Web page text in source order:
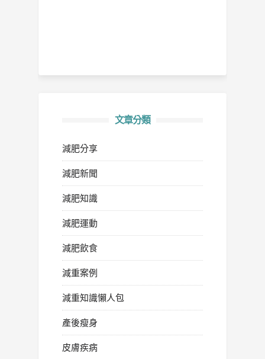
文章分類
減肥分享
減肥新聞
減肥知識
減肥運動
減肥飲食
減重案例
減重知識懶人包
產後瘦身
皮膚疾病